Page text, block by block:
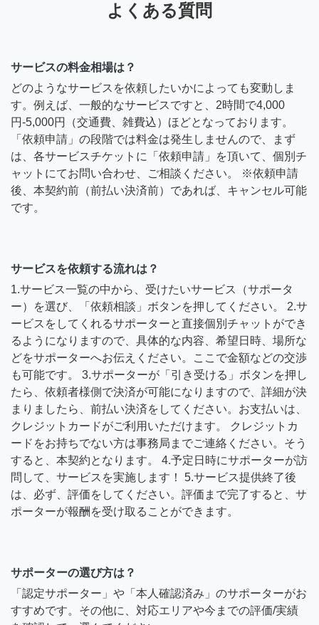
よくある質問
サービスの料金相場は？
どのようなサービスを依頼したいかによっても変動しま
す。例えば、一般的なサービスですと、2時間で4,000
円-5,000円（交通費、雑費込）ほどとなっております。
「依頼申請」の段階では料金は発生しませんので、まず
は、各サービスチケットに「依頼申請」を頂いて、個別チ
ャットにてお問い合わせ、ご相談ください。 ※依頼申請
後、本契約前（前払い決済前）であれば、キャンセル可能
です。
サービスを依頼する流れは？
1.サービス一覧の中から、受けたいサービス（サポータ
ー）を選び、「依頼相談」ボタンを押してください。 2.サ
ービスをしてくれるサポーターと直接個別チャットができ
るようになりますので、具体的な内容、希望日時、場所な
どをサポーターへお伝えください。ここで金額などの交渉
も可能です。 3.サポーターが「引き受ける」ボタンを押し
たら、依頼者様側で決済が可能になりますので、詳細が決
まりましたら、前払い決済をしてください。お支払いは、
クレジットカードがご利用いただけます。 クレジットカ
ードをお持ちでない方は事務局までご連絡ください。そう
すると、本契約となります。 4.予定日時にサポーターが訪
問して、サービスを実施します！ 5.サービス提供終了後
は、必ず、評価をしてください。評価まで完了すると、サ
ポーターが報酬を受け取ることができます。
サポーターの選び方は？
「認定サポーター」や「本人確認済み」のサポーターがお
すすめです。その他に、対応エリアや今までの評価/実績